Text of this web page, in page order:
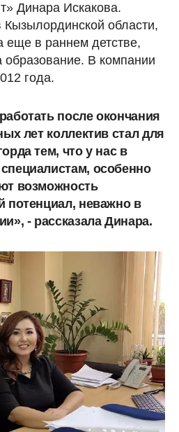
Динара Искакова.
области,
еще в раннем детстве,
образование. В компании
года.
после окончания
лет коллектив стал для
тем, что у нас в
особенно
возможность
потенциал, неважно в
- рассказала Динара.